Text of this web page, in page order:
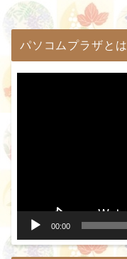
パソコムプラザとは
00:00